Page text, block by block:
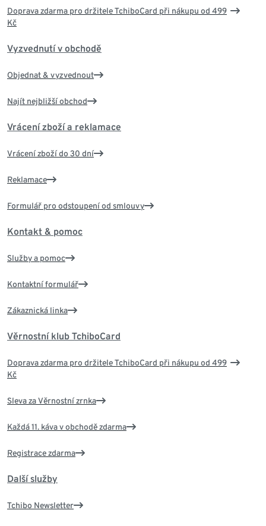
Doprava zdarma pro držitele TchiboCard při nákupu od 499
Kč
Vyzvednutí v obchodě
Objednat & vyzvednout
Najít nejbližší obchod
Vrácení zboží a reklamace
Vrácení zboží do 30 dní
Reklamace
Formulář pro odstoupení od smlouvy
Kontakt & pomoc
Služby a pomoc
Kontaktní formulář
Zákaznická linka
Věrnostní klub TchiboCard
Doprava zdarma pro držitele TchiboCard při nákupu od 499
Kč
Sleva za Věrnostní zrnka
Každá 11. káva v obchodě zdarma
Registrace zdarma
Další služby
Tchibo Newsletter